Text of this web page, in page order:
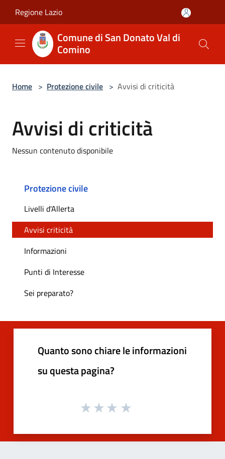
Regione Lazio
Comune di San Donato Val di
Comino
Home > Protezione civile > Avvisi di criticità
Avvisi di criticità
Nessun contenuto disponibile
Protezione civile
Livelli d'Allerta
Avvisi criticità
Informazioni
Punti di Interesse
Sei preparato?
Quanto sono chiare le informazioni
su questa pagina?